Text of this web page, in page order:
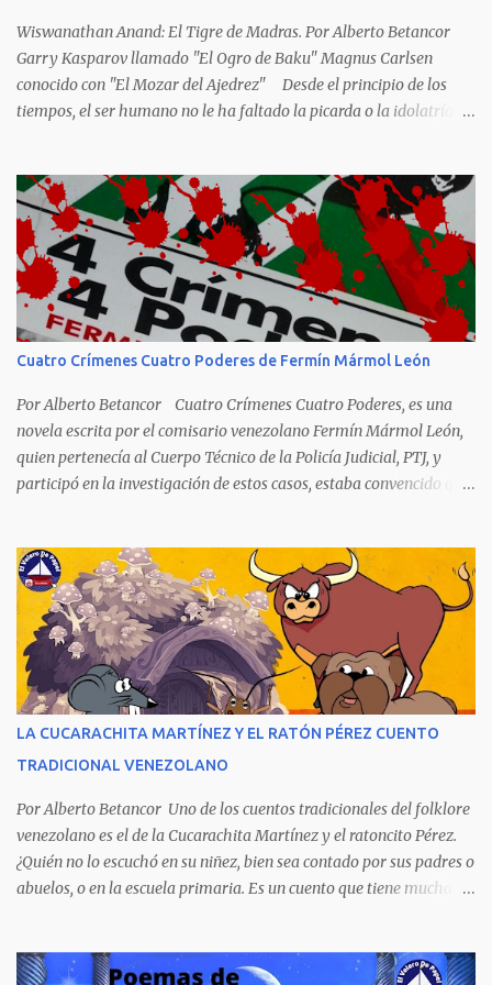
Wiswanathan Anand: El Tigre de Madras. Por Alberto Betancor
Garry Kasparov llamado "El Ogro de Baku" Magnus Carlsen
conocido con "El Mozar del Ajedrez" Desde el principio de los
tiempos, el ser humano no le ha faltado la picarda o la idolatría
hemos tenido una serie de apodos para las estrellas del ajedrez, en
algunos casos muy originales. Aquí les dejo una breve lista con
algunos de los nombres de los más destacados. Siegbert Tarrasch:
El Preceptor Germánico y el Hércules de los Torneos. Joseph
Henrry Blackburne: La Muerte Negra. Wiswanathan Anand: El
Tigre de Madras. Tiran Petrosian: Boa Constrictora, El Tigre de
Hierro. El Maestro de la Defensa, El Ministro de la Defensa. El
Karpov. El gélido Tolia. Garry Kasparov: El Ogro de Baku...
Cuatro Crímenes Cuatro Poderes de Fermín Mármol León
Por Alberto Betancor Cuatro Crímenes Cuatro Poderes, es una
novela escrita por el comisario venezolano Fermín Mármol León,
quien pertenecía al Cuerpo Técnico de la Policía Judicial, PTJ, y
participó en la investigación de estos casos, estaba convencido que
Aunque la narración no es precisamente una obra literaria, esta
novela publicada en 1978 se transformó en un autentico Bestseller
venezolano al vender rápidamente tres ediciones por su
extraordinario contenido y detalla, cambiando los nombres de los
personajes, cuatro crímenes que conmocionaron a la sociedad
venezolana y cuyos presuntos autores quedaron en libertad, pese a
tener la policía pruebas e indicios suficientes de culpabilidad. La
porque refleja los males del poder judicial y de la sociedad
venezolana, tráfico...
LA CUCARACHITA MARTÍNEZ Y EL RATÓN PÉREZ CUENTO
TRADICIONAL VENEZOLANO
Por Alberto Betancor Uno de los cuentos tradicionales del folklore
venezolano es el de la Cucarachita Martínez y el ratoncito Pérez.
¿Quién no lo escuchó en su niñez, bien sea contado por sus padres o
abuelos, o en la escuela primaria. Es un cuento que tiene muchas
hablaban, hace mucho, mucho tiempo, una Cucarachita llamada